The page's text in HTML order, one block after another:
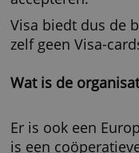
Visa is een
duizenden
verzorging van
kaarthouders.
mogelijk
accepteren.